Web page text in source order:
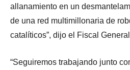
allanamiento en un
de una red multimillonaria de
catalíticos”, dijo el Fiscal
“Seguiremos trabajando junto